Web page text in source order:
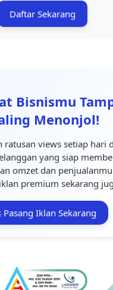
Daftar Sekarang
Bisnismu
Menonjol!
ratusan views setiap hari
yang siap
omzet dan
premium sekarang
Pasang Iklan Sekarang